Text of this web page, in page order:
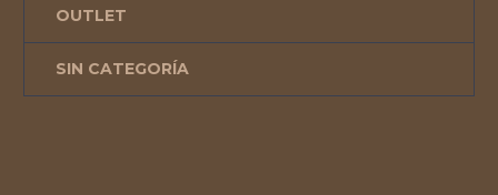
OUTLET
SIN CATEGORÍA